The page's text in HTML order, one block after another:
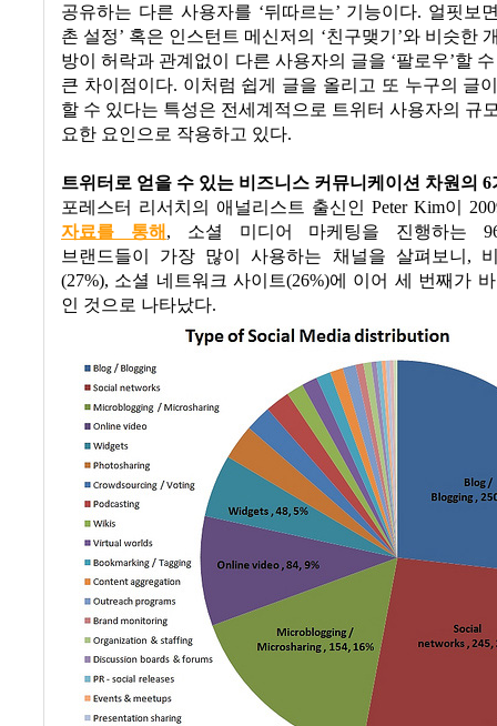
공유하는 다른 사용자를 ‘뒤따르는’ 기능이다. 얼핏보
촌 설정’ 혹은 인스턴트 메신저의 ‘친구맺기 ’와 비슷한
방이 허락과 관계없이 다른 사용자의 글을 ‘팔로우’할
큰 차이점이다. 이처럼 쉽게 글을 올리고 또 누구의 글
할 수 있다는 특성은 전세계적으로 트위터 사용자의 규
요한 요인으로 작용하고 있다.
트위터로 얻을 수 있는 비즈니스 커뮤니케이션 차원의 6
포레스터 리서치의 애널리스트 출신인 Peter Kim이
자료를 통해 , 소셜 미디어 마케팅을 진행하는
브랜드들이 가장 많이 사용하는 채널을 살펴보니 ,
(27%), 소셜 네트워크 사이트(26%)에 이어 세 번째가
인 것으로 나타났다.